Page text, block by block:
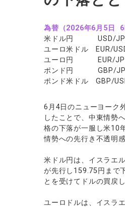
為替（2026年6月5日
米ドル円 USD/
ユーロ米ドル EUR/
ユーロ円 EUR/
ポンド円 GBP/
ポンド米ドル GBP/
6月4日のニューヨーク
したことで、中東情勢
格の下落が一服し米10
情勢への先行き不透明
米ドル円は、イスラエ
が先行し159.75円まで
とを受けてドルの買戻
ユーロドルは、イスラ